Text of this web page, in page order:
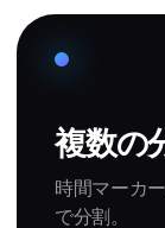
複数の
時間マーカ
で分割。